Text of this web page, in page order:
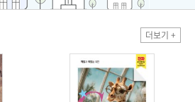
더보기